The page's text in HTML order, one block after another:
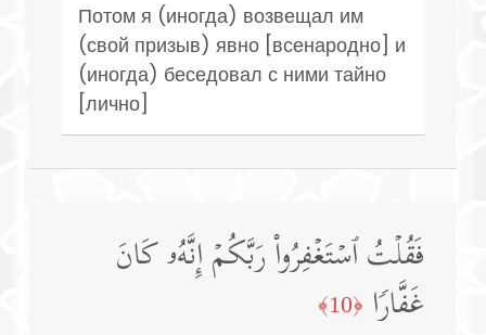
Потом я (иногда) возвещал им
(свой призыв) явно [всенародно] и
(иногда) беседовал с ними тайно
[лично]
فَقُلۡتُ ٱسۡتَغۡفِرُوا۟ رَبَّكُمۡ إِنَّهُۥ كَانَ
غَفَّارࣰا ﴿10﴾